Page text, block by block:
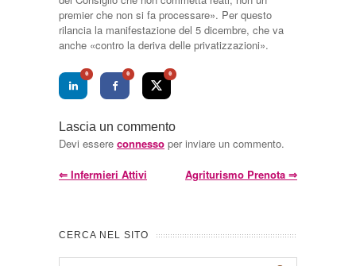
premier che non si fa processare». Per questo
rilancia la manifestazione del 5 dicembre, che va
anche «contro la deriva delle privatizzazioni».
0 0 0
Lascia un commento
Devi essere connesso per inviare un commento.
⇐ Infermieri Attivi Agriturismo Prenota ⇒
CERCA NEL SITO